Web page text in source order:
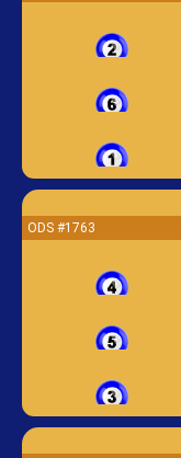
ODS #1763